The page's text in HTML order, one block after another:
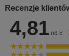
Recenzje
4,81 od 5